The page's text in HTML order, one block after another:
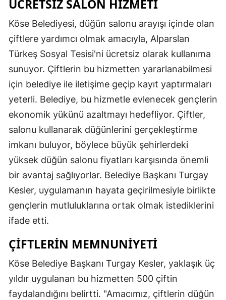
Hatay
Isparta
Mersin
İstanbul
İzmir
Kars
Kastamonu
Kayseri
Kırklareli
Kırşehir
Konya
Kütahya
Malatya
ÜCRETSIZ SALON HIZMETI
Köse Belediyesi, düğün salonu arayışı içinde olan
çiftlere yardımcı olmak amacıyla, Alparslan
Türkeş Sosyal Tesisi'ni ücretsiz olarak kullanıma
sunuyor. Çiftlerin bu hizmetten yararlanabilmesi
için belediye ile iletişime geçip kayıt yaptırmaları
yeterli. Belediye, bu hizmetle evlenecek gençlerin
ekonomik yükünü azaltmayı hedefliyor. Çiftler,
salonu kullanarak düğünlerini gerçekleştirme
imkanı buluyor, böylece büyük şehirlerdeki
yüksek düğün salonu fiyatları karşısında önemli
bir avantaj sağlıyorlar. Belediye Başkanı Turgay
Kesler, uygulamanın hayata geçirilmesiyle birlikte
gençlerin mutluluklarına ortak olmak istediklerini
ifade etti.
ÇIFTLERIN MEMNUNIYETI
Köse Belediye Başkanı Turgay Kesler, yaklaşık üç
yıldır uygulanan bu hizmetten 500 çiftin
faydalandığını belirtti. "Amacımız, çiftlerin düğün